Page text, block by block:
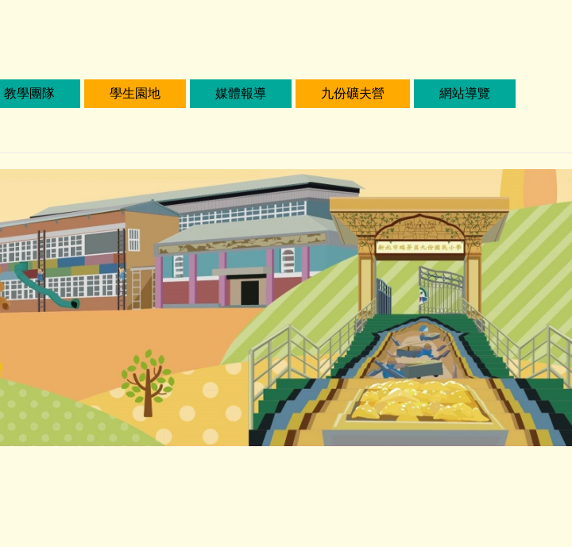
教學團隊 學生園地 媒體報導 九份礦夫營 網站導覽